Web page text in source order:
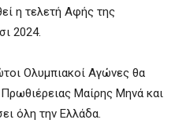
η τελετή Αφής της
2024.
Ολυμπιακοί Αγώνες θα
Μαίρης Μηνά και
όλη την Ελλάδα.